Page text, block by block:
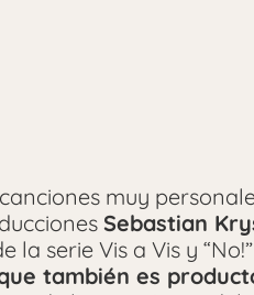
muy
Sebastian
la serie Vis a Vis y
también es